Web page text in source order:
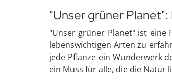
"Unser grüner
"Unser grüner Planet" ist eine
lebenswichtigen Arten zu
jede Pflanze ein Wunderwerk
ein Muss für alle, die die Natur